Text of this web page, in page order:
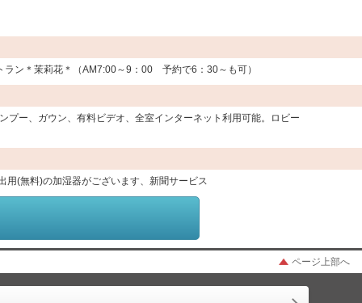
ン＊茉莉花＊（AM7:00～9：00 予約で6：30～も可）
ー、ガウン、有料ビデオ、全室インターネット利用可能。ロビー
用(無料)の加湿器がございます、新聞サービス
ページ上部へ